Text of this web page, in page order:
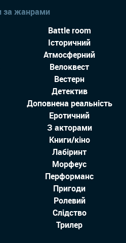
за жанрами
Battle room
Історичний
Атмосферний
Велоквест
Вестерн
Детектив
Доповнена реальність
Еротичний
З акторами
Книги/кіно
Лабіринт
Морфеус
Перформанс
Пригоди
Ролевий
Слідство
Трилер